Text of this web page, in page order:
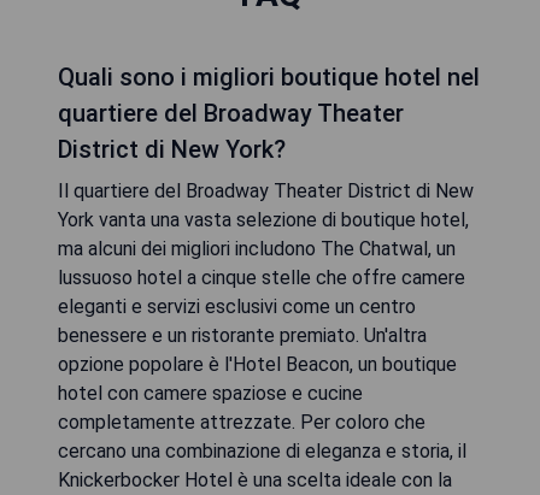
Quali sono i migliori boutique hotel nel
quartiere del Broadway Theater
District di New York?
Il quartiere del Broadway Theater District di New
York vanta una vasta selezione di boutique hotel,
ma alcuni dei migliori includono The Chatwal, un
lussuoso hotel a cinque stelle che offre camere
eleganti e servizi esclusivi come un centro
benessere e un ristorante premiato. Un'altra
opzione popolare è l'Hotel Beacon, un boutique
hotel con camere spaziose e cucine
completamente attrezzate. Per coloro che
cercano una combinazione di eleganza e storia, il
Knickerbocker Hotel è una scelta ideale con la